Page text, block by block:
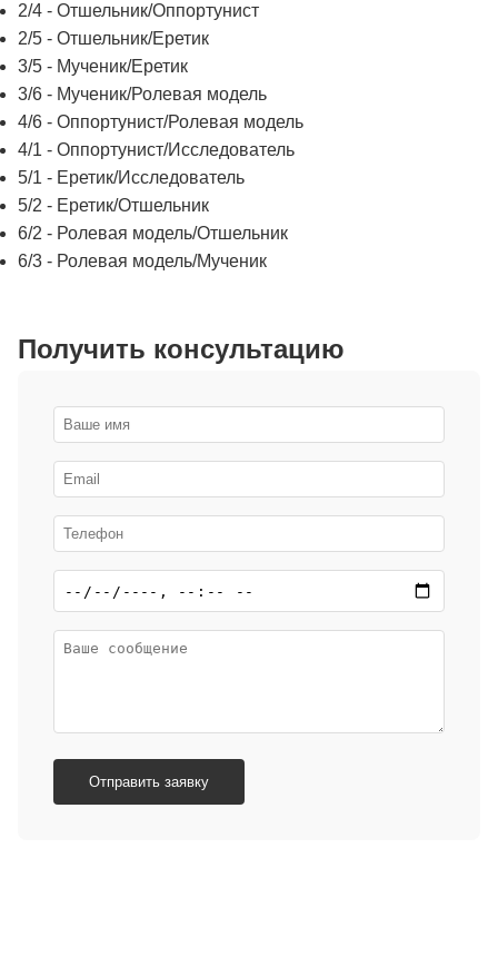
2/4 - Отшельник/Оппортунист
2/5 - Отшельник/Еретик
3/5 - Мученик/Еретик
3/6 - Мученик/Ролевая модель
4/6 - Оппортунист/Ролевая модель
4/1 - Оппортунист/Исследователь
5/1 - Еретик/Исследователь
5/2 - Еретик/Отшельник
6/2 - Ролевая модель/Отшельник
6/3 - Ролевая модель/Мученик
Получить консультацию
Отправить заявку